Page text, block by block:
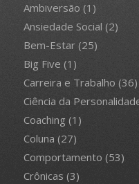
Ambiversão (1)
Ansiedade Social (2)
Bem-Estar(25)
Big Five (1)
Carreira e Trabalho (36)
Ciência da
Coaching (1)
Coluna (27)
Comportamento (53)
Crônicas (3)